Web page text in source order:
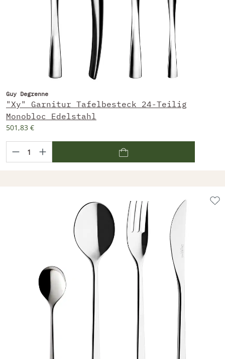
Guy Degrenne
"Xy" Garnitur Tafelbesteck 24-Teilig
Monobloc Edelstahl
501,83 €